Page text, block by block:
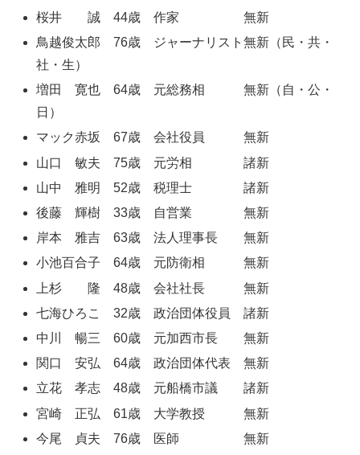
桜井 誠 44歳 作家 無新
鳥越俊太郎 76歳 ジャーナリスト無新（民・共・
社・生）
増田 寛也 64歳 元総務相 無新（自・公・
日）
マック赤坂 67歳 会社役員 無新
山口 敏夫 75歳 元労相 諸新
山中 雅明 52歳 税理士 諸新
後藤 輝樹 33歳 自営業 無新
岸本 雅吉 63歳 法人理事長 無新
小池百合子 64歳 元防衛相 無新
上杉 隆 48歳 会社社長 無新
七海ひろこ 32歳 政治団体役員 諸新
中川 暢三 60歳 元加西市長 無新
関口 安弘 64歳 政治団体代表 無新
立花 孝志 48歳 元船橋市議 諸新
宮崎 正弘 61歳 大学教授 無新
今尾 貞夫 76歳 医師 無新